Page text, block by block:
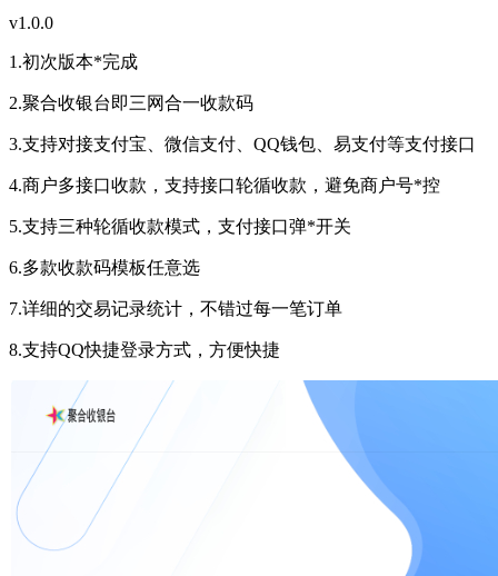
v1.0.0
1.初次版本*完成
2.聚合收银台即三网合一收款码
3.支持对接支付宝、微信支付、QQ钱包、易支付等支付接口
4.商户多接口收款，支持接口轮循收款，避免商户号*控
5.支持三种轮循收款模式，支付接口弹*开关
6.多款收款码模板任意选
7.详细的交易记录统计，不错过每一笔订单
8.支持QQ快捷登录方式，方便快捷